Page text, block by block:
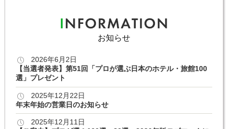
お知らせ
2026年6月2日
【当選者発表】第51回「プロが選ぶ日本のホテル・旅館100
選」プレゼント
2025年12月22日
年末年始の営業日のお知らせ
2025年12月11日